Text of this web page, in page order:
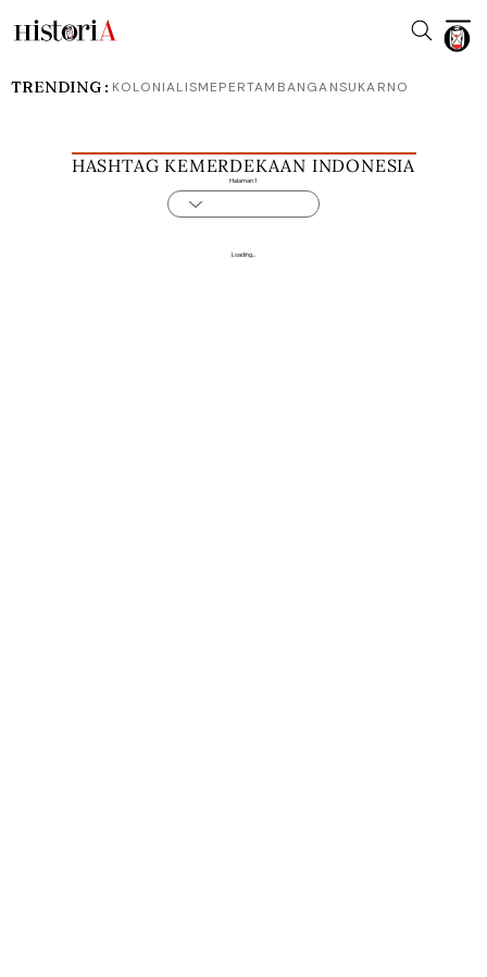
HASHTAG KEMERDEKAAN INDONESIA
Halaman 1
Loading...
TRENDING : KOLONIALISMEPERTAMBANGANSUKARNO